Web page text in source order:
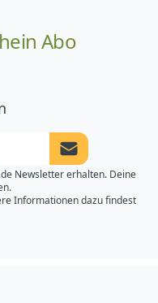
Abo
Newsletter
Newsletter erhalten. Deine
Informationen dazu findest